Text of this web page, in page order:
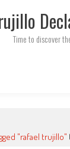
Time to discover
"rafael trujillo"